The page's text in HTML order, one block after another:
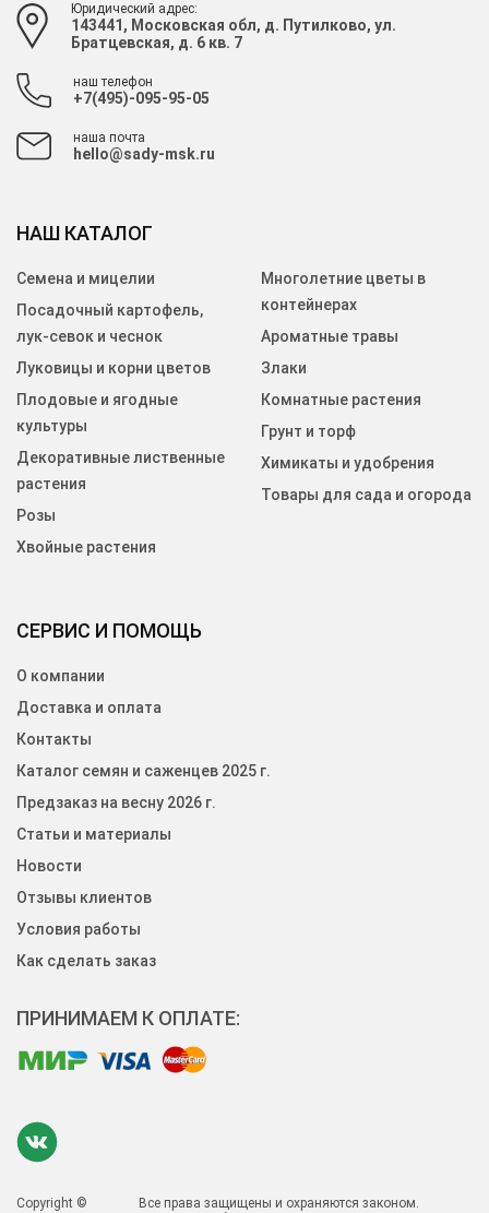
Юридический адрес:
143441, Московская обл, д. Путилково, ул.
Братцевская, д. 6 кв. 7
наш телефон
+7(495)-095-95-05
наша почта
hello@sady-msk.ru
СЕРВИС И ПОМОЩЬ
О компании
Доставка и оплата
Контакты
Каталог семян и саженцев 2025 г.
Предзаказ на весну 2026 г.
Статьи и материалы
Новости
Отзывы клиентов
Условия работы
Как сделать заказ
НАШ КАТАЛОГ
Семена и мицелии
Посадочный картофель,
лук-севок и чеснок
Луковицы и корни цветов
Плодовые и ягодные
культуры
Декоративные лиственные
растения
Розы
Хвойные растения
Многолетние цветы в
контейнерах
Ароматные травы
Злаки
Комнатные растения
Грунт и торф
Химикаты и удобрения
Товары для сада и огорода
ПРИНИМАЕМ К ОПЛАТЕ:
Copyright ©
Все права защищены и охраняются законом.